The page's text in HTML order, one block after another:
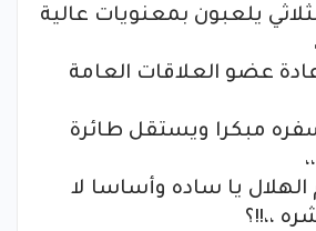
يلعبون بمعنويات عالية
عضو العلاقات العامة
مبكرا ويستقل طائرة
يا ساده وأساسا لا
،،!!؟